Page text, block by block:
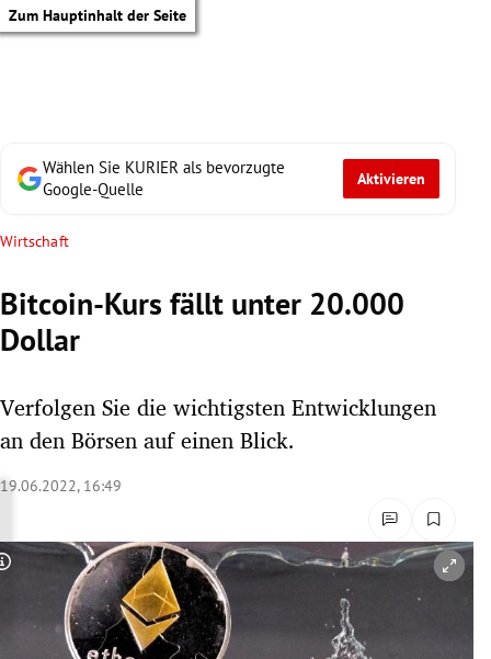
Zum Hauptinhalt der Seite
Untermenü
Untermenü
Wählen Sie KURIER als bevorzugte
Google-Quelle
Aktivieren
Wirtschaft
Bitcoin-Kurs fällt unter 20.000
Dollar
Verfolgen Sie die wichtigsten Entwicklungen
an den Börsen auf einen Blick.
19.06.2022, 16:49
Copyright-Hinweis öffnen/schließen